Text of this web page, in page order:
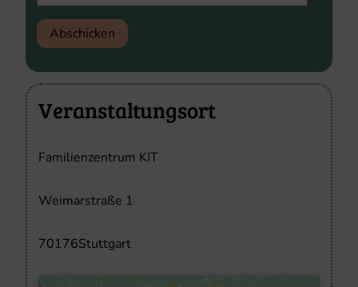
Veranstaltungsort
Familienzentrum KIT
Weimarstraße 1
70176Stuttgart